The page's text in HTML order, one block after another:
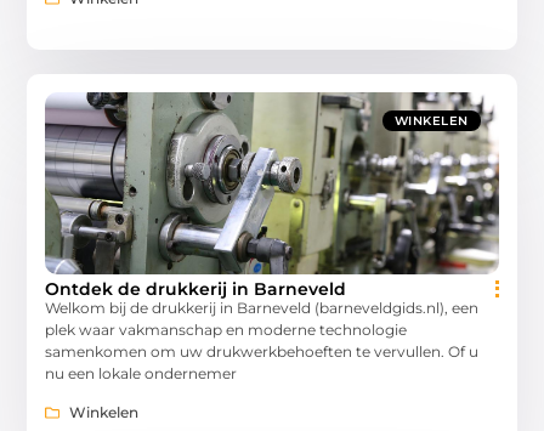
WINKELEN
Ontdek de drukkerij in Barneveld
Welkom bij de drukkerij in Barneveld (barneveldgids.nl), een
plek waar vakmanschap en moderne technologie
samenkomen om uw drukwerkbehoeften te vervullen. Of u
nu een lokale ondernemer
Winkelen